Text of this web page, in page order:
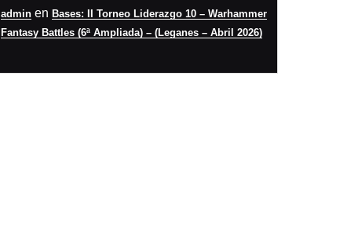
admin en Bases: II Torneo Liderazgo 10 – Warhammer
Fantasy Battles (6ª Ampliada) – (Leganes – Abril 2026)